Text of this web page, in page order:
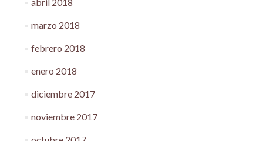
marzo 2018
febrero 2018
enero 2018
diciembre 2017
noviembre 2017